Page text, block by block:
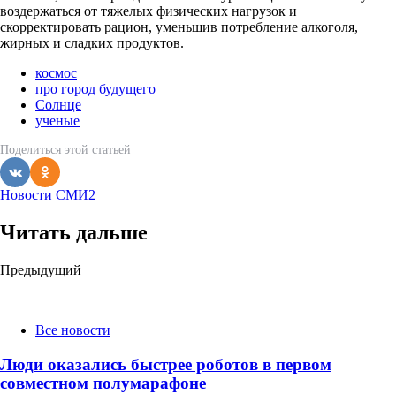
воздержаться от тяжелых физических нагрузок и
скорректировать рацион, уменьшив потребление алкоголя,
жирных и сладких продуктов.
космос
про город будущего
Солнце
ученые
Поделиться этой статьей
Новости СМИ2
Читать дальше
Post
Предыдущий
Все новости
Люди оказались быстрее роботов в первом
совместном полумарафоне